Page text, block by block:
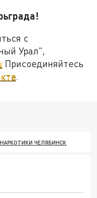
с
Урал",
Присоединяйтесь
.
НАРКОТИКИ ЧЕЛЯБИНСК